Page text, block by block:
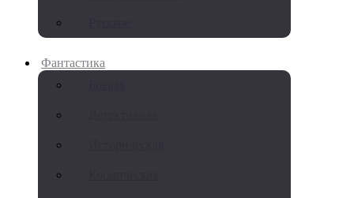
Фантастика